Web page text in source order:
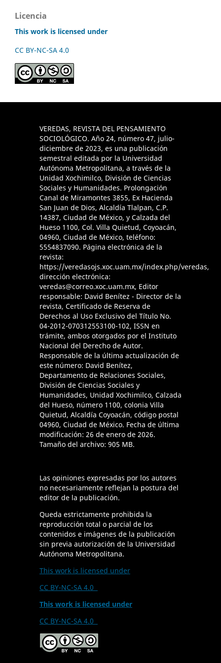
Licencia
This work is licensed under
CC BY-NC-SA 4.0
VEREDAS, REVISTA DEL PENSAMIENTO
SOCIOLÓGICO. Año 24, número 47, julio-
diciembre de 2023, es una publicación
semestral editada por la Universidad
Autónoma Metropolitana, a través de la
Unidad Xochimilco, División de Ciencias
Sociales y Humanidades. Prolongación
Canal de Miramontes 3855, Ex Hacienda
San Juan de Dios, Alcaldía Tlalpan, C.P.
14387, Ciudad de México, y Calzada del
Hueso 1100, Col. Villa Quietud, Coyoacán,
04960, Ciudad de México, teléfono:
5554837090. Página electrónica de la
revista:
https://veredasojs.xoc.uam.mx/index.php/veredas,
dirección electrónica:
veredas@correo.xoc.uam.mx, Editor
responsable: David Benítez - Director de la
revista, Certificado de Reserva de
Derechos al Uso Exclusivo del Título No.
04-2012-070312553100-102, ISSN en
trámite, ambos otorgados por el Instituto
Nacional del Derecho de Autor.
Responsable de la última actualización de
este número: David Benítez,
Departamento de Relaciones Sociales,
División de Ciencias Sociales y
Humanidades, Unidad Xochimilco, Calzada
del Hueso, número 1100, colonia Villa
Quietud, Alcaldía Coyoacán, código postal
04960, Ciudad de México. Fecha de última
modificación: 26 de enero de 2026.
Tamaño del archivo: 905 MB.
Las opiniones expresadas por los autores
no necesariamente reflejan la postura del
editor de la publicación.
Queda estrictamente prohibida la
reproducción total o parcial de los
contenidos e imágenes de la publicación
sin previa autorización de la Universidad
Autónoma Metropolitana.
This work is licensed under
CC BY-NC-SA 4.0
This work is licensed under
CC BY-NC-SA 4.0